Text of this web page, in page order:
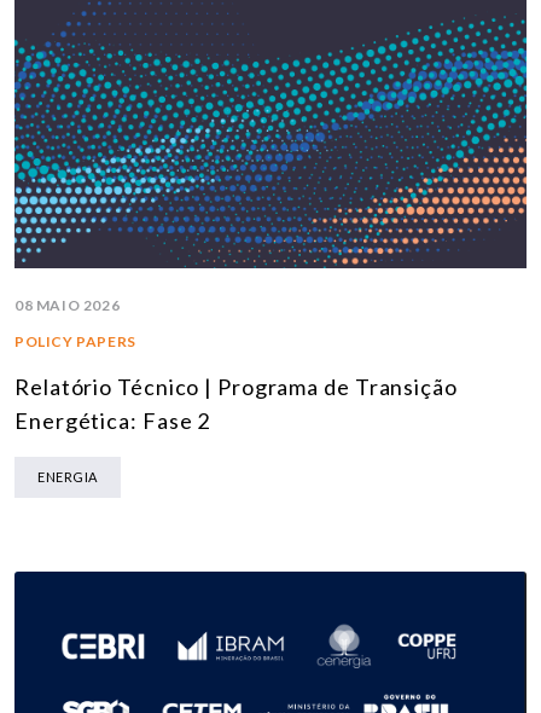
08 MAIO 2026
POLICY PAPERS
Relatório Técnico | Programa de Transição
Energética: Fase 2
ENERGIA